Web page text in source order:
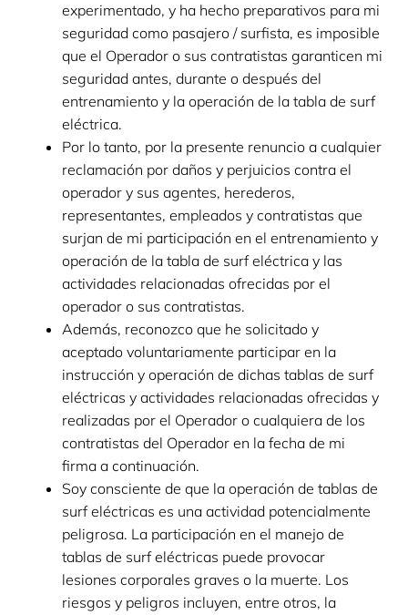
experimentado, y ha hecho preparativos para mi
seguridad como pasajero / surfista, es imposible
que el Operador o sus contratistas garanticen mi
seguridad antes, durante o después del
entrenamiento y la operación de la tabla de surf
eléctrica.
Por lo tanto, por la presente renuncio a cualquier
reclamación por daños y perjuicios contra el
operador y sus agentes, herederos,
representantes, empleados y contratistas que
surjan de mi participación en el entrenamiento y
operación de la tabla de surf eléctrica y las
actividades relacionadas ofrecidas por el
operador o sus contratistas.
Además, reconozco que he solicitado y
aceptado voluntariamente participar en la
instrucción y operación de dichas tablas de surf
eléctricas y actividades relacionadas ofrecidas y
realizadas por el Operador o cualquiera de los
contratistas del Operador en la fecha de mi
firma a continuación.
Soy consciente de que la operación de tablas de
surf eléctricas es una actividad potencialmente
peligrosa. La participación en el manejo de
tablas de surf eléctricas puede provocar
lesiones corporales graves o la muerte. Los
riesgos y peligros incluyen, entre otros, la